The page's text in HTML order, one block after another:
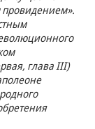
провидением».
глава III)